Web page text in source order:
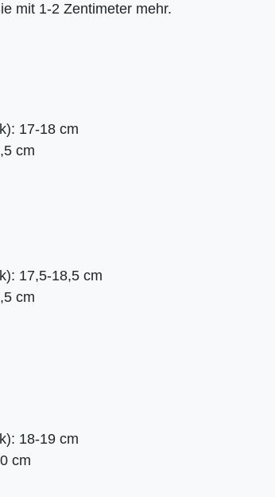
mit 1-2 Zentimeter mehr.
17-18 cm
cm
17,5-18,5 cm
cm
18-19 cm
cm